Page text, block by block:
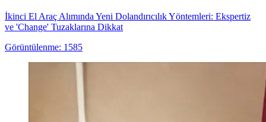
İkinci El Araç Alımında Yeni Dolandırıcılık Yöntemleri: Ekspertiz
ve 'Change' Tuzaklarına Dikkat
Görüntülenme: 1585